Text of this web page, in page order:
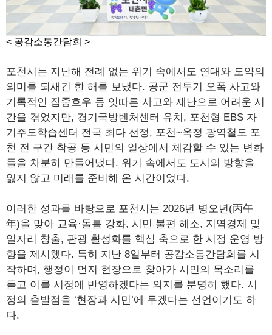
< 공감소통간담회 >
포천시는 지난해 전례 없는 위기 속에서도 연대와 도약의
의미를 되새긴 한 해를 보냈다. 공군 전투기 오폭 사고와
기록적인 집중호우 등 잇따른 사고와 재난으로 어려운 시
간을 겪었지만, 경기국방벤처센터 유치, 포천형 EBS 자
기주도학습센터 전국 최다 선정, 포천~옥정 광역철도 포
천 전 구간 착공 등 시민의 일상에서 체감할 수 있는 변화
들을 차분히 만들어냈다. 위기 속에서도 도시의 방향을
잃지 않고 미래를 준비해 온 시간이었다.
이러한 성과를 바탕으로 포천시는 2026년 병오년(丙午
年)을 맞아 교육·돌봄 강화, 시민 불편 해소, 지역경제 및
일자리 창출, 관광 활성화를 핵심 축으로 한 시정 운영 방
향을 제시했다. 특히 지난 8일부터 공감소통간담회를 시
작하며, 행정이 먼저 현장으로 찾아가 시민의 목소리를
듣고 이를 시정에 반영하겠다는 의지를 분명히 했다. 시
정의 출발점을 ‘현장과 시민’에 두겠다는 선언이기도 하
다.